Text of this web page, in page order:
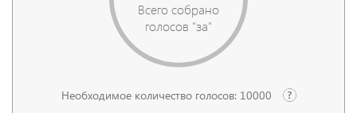
Всего собрано
голосов "за"
Необходимое количество голосов: 10000